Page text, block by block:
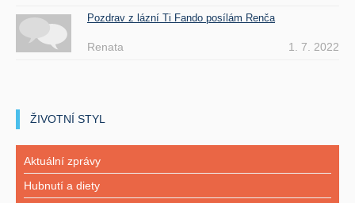
Pozdrav z lázní Ti Fando posílám Renča
Renata 1. 7. 2022
ŽIVOTNÍ STYL
Aktuální zprávy
Hubnutí a diety